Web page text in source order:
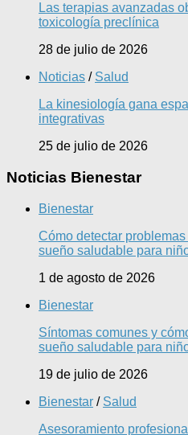
Las terapias avanzadas
toxicología preclínica
28 de julio de 2026
Noticias / Salud
La kinesiología gana
integrativas
25 de julio de 2026
Noticias Bienestar
Bienestar
Cómo detectar
sueño saludable para
1 de agosto de 2026
Bienestar
Síntomas comunes y
sueño saludable para
19 de julio de 2026
Bienestar / Salud
Asesoramiento